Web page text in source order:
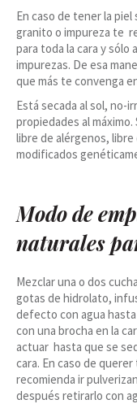
En caso de tener la
granito o impureza te
para toda la cara y sólo
impurezas. De esa
que más te convenga
Está secada al sol, no-
propiedades al
libre de alérgenos,
modificados
Modo de
naturales
Mezclar una o dos
gotas de hidrolato,
defecto con agua
con una brocha en la
actuar hasta que se
cara. En caso de
recomienda ir
después retirarlo con